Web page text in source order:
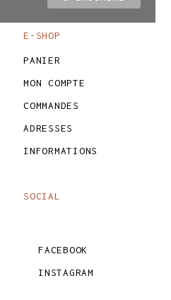
E-SHOP
PANIER
MON COMPTE
COMMANDES
ADRESSES
INFORMATIONS
SOCIAL
FACEBOOK
INSTAGRAM